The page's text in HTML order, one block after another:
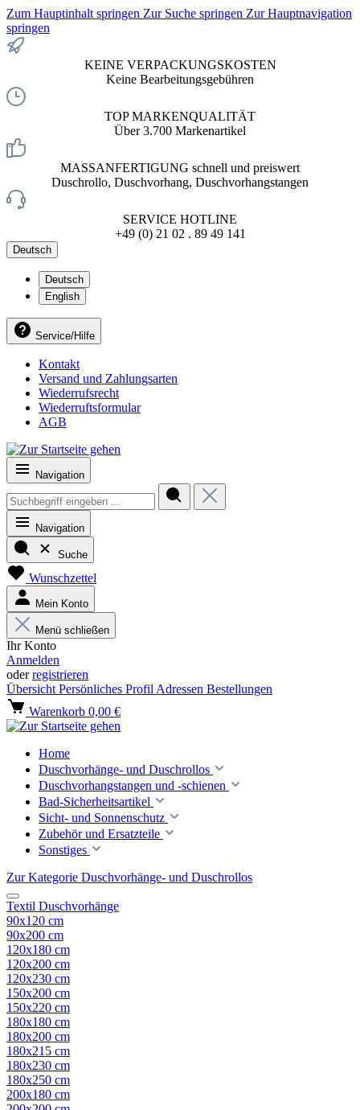
Zum Hauptinhalt springen Zur Suche springen Zur Hauptnavigation
springen
KEINE VERPACKUNGSKOSTEN
Keine Bearbeitungsgebühren
TOP MARKENQUALITÄT
Über 3.700 Markenartikel
MASSANFERTIGUNG schnell und preiswert
Duschrollo, Duschvorhang, Duschvorhangstangen
SERVICE HOTLINE
+49 (0) 21 02 . 89 49 141
Deutsch
Deutsch
English
Service/Hilfe
Kontakt
Versand und Zahlungsarten
Wiederrufsrecht
Wiederruftsformular
AGB
Navigation
Navigation
Suche
Wunschzettel
Mein Konto
Menü schließen
Ihr Konto
Anmelden
oderregistrieren
Übersicht Persönliches Profil Adressen Bestellungen
Warenkorb 0,00 €
Home
Duschvorhänge- und Duschrollos
Duschvorhangstangen und -schienen
Bad-Sicherheitsartikel
Sicht- und Sonnenschutz
Zubehör und Ersatzteile
Sonstiges
Zur Kategorie Duschvorhänge- und Duschrollos
Textil Duschvorhänge
90x120 cm
90x200 cm
120x180 cm
120x200 cm
120x230 cm
150x200 cm
150x220 cm
180x180 cm
180x200 cm
180x215 cm
180x230 cm
180x250 cm
200x180 cm